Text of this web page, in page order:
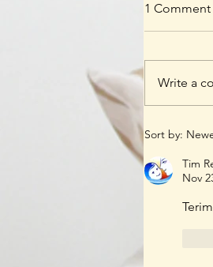
1 Comment
Write a
Sort by:
Tim
Nov